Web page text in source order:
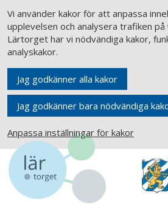
Vi använder kakor för att anpassa
upplevelsen och analysera trafiken
Lärtorget har vi nödvändiga kakor,
analyskakor.
Jag godkänner alla kakor
Jag godkänner bara nödvändiga
Anpassa inställningar för kakor